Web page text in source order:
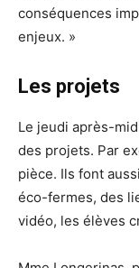
conséquences
enjeux. »
Les projets
Le jeudi après-
des projets. Par
pièce. Ils font
éco-fermes, des
vidéo, les élèves